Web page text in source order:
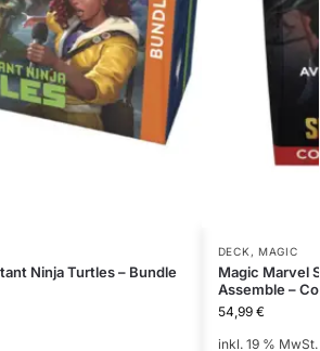
Ninja Turtles – Bundle
DECK , MAGIC
Magic Marvel
Assemble –
54,99 €
inkl. 19 % MwSt.